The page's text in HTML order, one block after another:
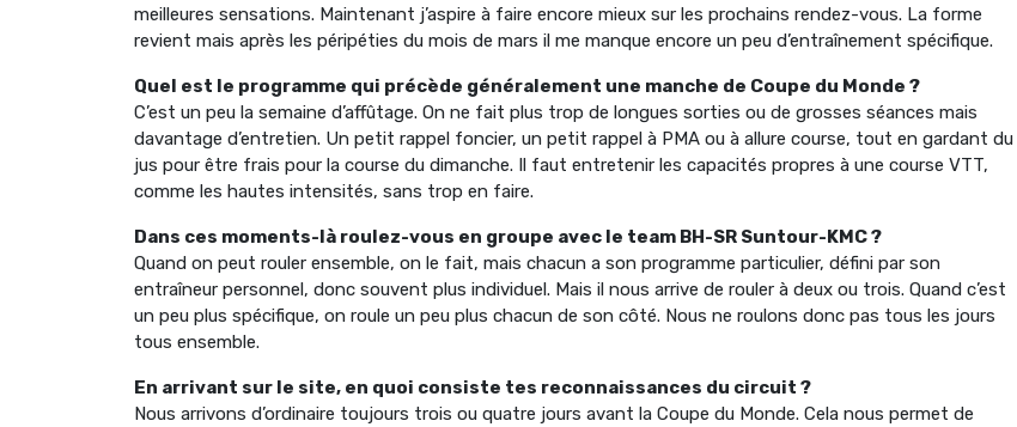
meilleures sensations. Maintenant j’aspire à faire encore mieux sur les prochains rendez-vous. La forme
revient mais après les péripéties du mois de mars il me manque encore un peu d’entraînement spécifique.
Quel est le programme qui précède généralement une manche de Coupe du Monde ?
C’est un peu la semaine d’affûtage. On ne fait plus trop de longues sorties ou de grosses séances mais
davantage d’entretien. Un petit rappel foncier, un petit rappel à PMA ou à allure course, tout en gardant du
jus pour être frais pour la course du dimanche. Il faut entretenir les capacités propres à une course VTT,
comme les hautes intensités, sans trop en faire.
Dans ces moments-là roulez-vous en groupe avec le team BH-SR Suntour-KMC ?
Quand on peut rouler ensemble, on le fait, mais chacun a son programme particulier, défini par son
entraîneur personnel, donc souvent plus individuel. Mais il nous arrive de rouler à deux ou trois. Quand c’est
un peu plus spécifique, on roule un peu plus chacun de son côté. Nous ne roulons donc pas tous les jours
tous ensemble.
En arrivant sur le site, en quoi consiste tes reconnaissances du circuit ?
Nous arrivons d’ordinaire toujours trois ou quatre jours avant la Coupe du Monde. Cela nous permet de